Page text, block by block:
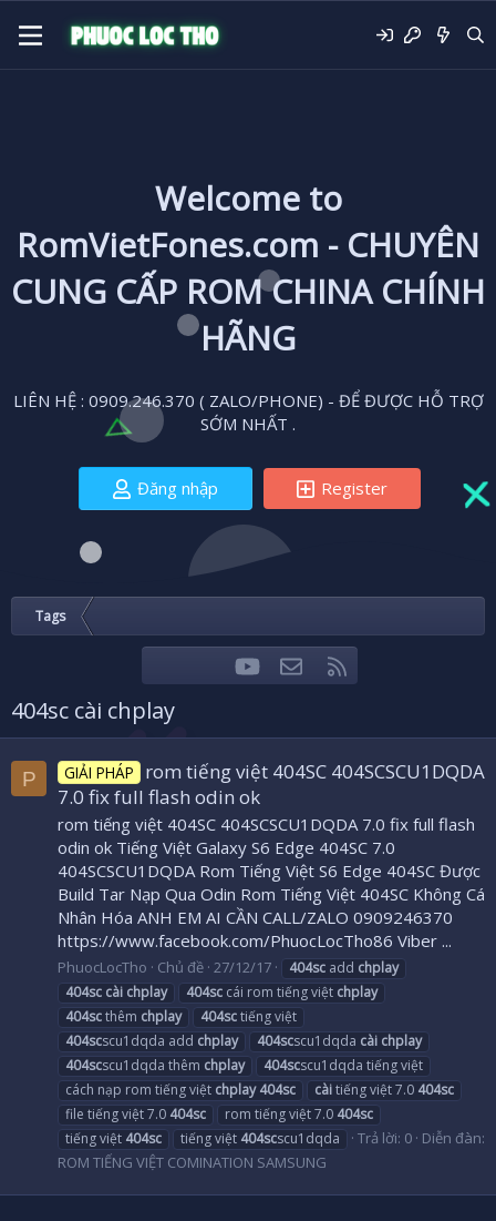
Welcome to
RomVietFones.com - CHUYÊN
CUNG CẤP ROM CHINA CHÍNH
HÃNG
LIÊN HỆ : 0909.246.370 ( ZALO/PHONE) - ĐỂ ĐƯỢC HỖ TRỢ
SỚM NHẤT .
Đăng nhập Register
Tags
FacebookTwitteryoutubeLiên hệ
404sc cài chplay
P GIẢI PHÁP
rom tiếng việt 404SC 404SCSCU1DQDA
7.0 fix full flash odin ok
rom tiếng việt 404SC 404SCSCU1DQDA 7.0 fix full flash
odin ok Tiếng Việt Galaxy S6 Edge 404SC 7.0
404SCSCU1DQDA Rom Tiếng Việt S6 Edge 404SC Được
Build Tar Nạp Qua Odin Rom Tiếng Việt 404SC Không Cá
Nhân Hóa ANH EM AI CẦN CALL/ZALO 0909246370
https://www.facebook.com/PhuocLocTho86 Viber ...
PhuocLocTho Chủ đề 27/12/17 404sc add chplay
404sc cài chplay 404sc cái rom tiếng việt chplay
404scthêm chplay 404sctiếng việt
404scscu1dqda add chplay 404scscu1dqda cài chplay
404scscu1dqda thêm chplay 404scscu1dqda tiếng việt
cách nạp rom tiếng việt chplay 404sc càitiếng việt 7.0 404sc
file tiếng việt 7.0 404sc rom tiếng việt 7.0 404sc
tiếng việt 404sc tiếng việt 404scscu1dqda Trả lời: 0 Diễn đàn:
ROM TIẾNG VIỆT COMINATION SAMSUNG